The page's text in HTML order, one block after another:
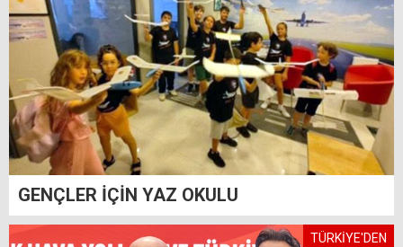
GENÇLER İÇİN YAZ OKULU
TÜRKİYE'DEN